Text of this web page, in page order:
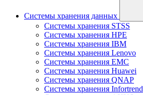
Системы хранения данных
Системы хранения STSS
Системы хранения HPE
Системы хранения IBM
Системы хранения Lenovo
Системы хранения EMC
Системы хранения Huawei
Системы хранения QNAP
Системы хранения Infortrend